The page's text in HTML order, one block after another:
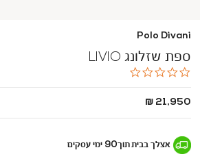
Polo Divani
ספת שזלונג LIVIO
החל
21,950 ₪
אצלך בביתתוך90 ימי עסקים